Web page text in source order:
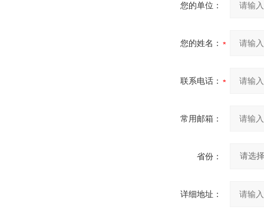
您的单位：
您的姓名：
联系电话：
常用邮箱：
省份：
详细地址：